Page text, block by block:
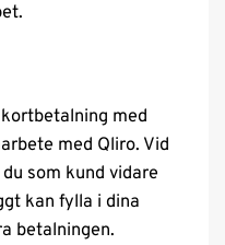
med
med Qliro. Vid
som kund vidare
kan fylla i dina
betalningen.